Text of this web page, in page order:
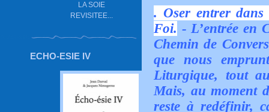
LA SOIE
REVISITEE...
ECHO-ESIE IV
. Oser entrer
Foi. - L’entrée en
Chemin de
que nous
Liturgique, tout
Mais, au moment
reste à redéfinir,